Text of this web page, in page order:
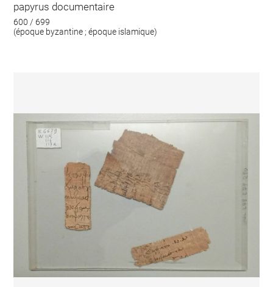
papyrus documentaire
600 / 699
(époque byzantine ; époque islamique)